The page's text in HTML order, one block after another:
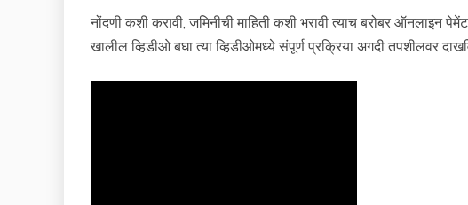
नोंदणी कशी करावी, जमिनीची माहिती कशी भरावी त्याच बरोबर ऑनलाइन
खालील व्हिडीओ बघा त्या व्हिडीओमध्ये संपूर्ण प्रक्रिया अगदी तपशीलवर